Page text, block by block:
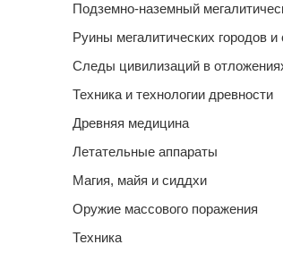
Подземно-наземный
Руины мегалитических городов и
Следы цивилизаций в
Техника и технологии древности
Древняя медицина
Летательные аппараты
Магия, майя и сиддхи
Оружие массового поражения
Техника